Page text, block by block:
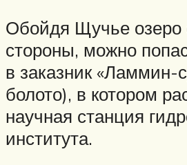
Обойдя Щучье озеро
стороны, можно
в заказник «Ламмин-
болото), в котором
научная станция
института.